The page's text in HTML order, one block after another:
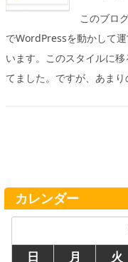
このブロ
でWordPressを動かして
います。このスタイルに
てました。ですが、あまり
カレンダー
日
月 火